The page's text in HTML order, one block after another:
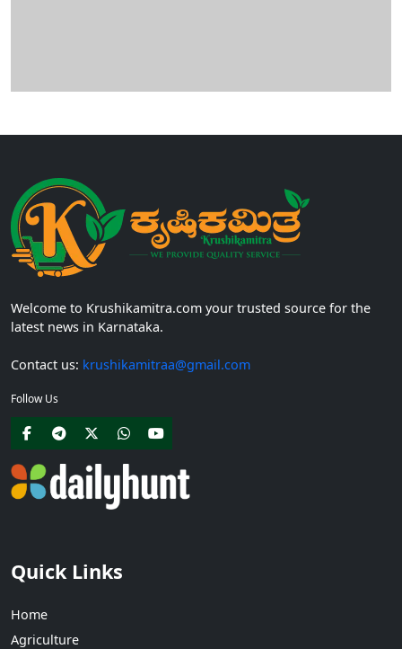
Welcome to Krushikamitra.com your trusted source for the
latest news in Karnataka.
Contact us: krushikamitraa@gmail.com
Follow Us
Quick Links
Home
Agriculture